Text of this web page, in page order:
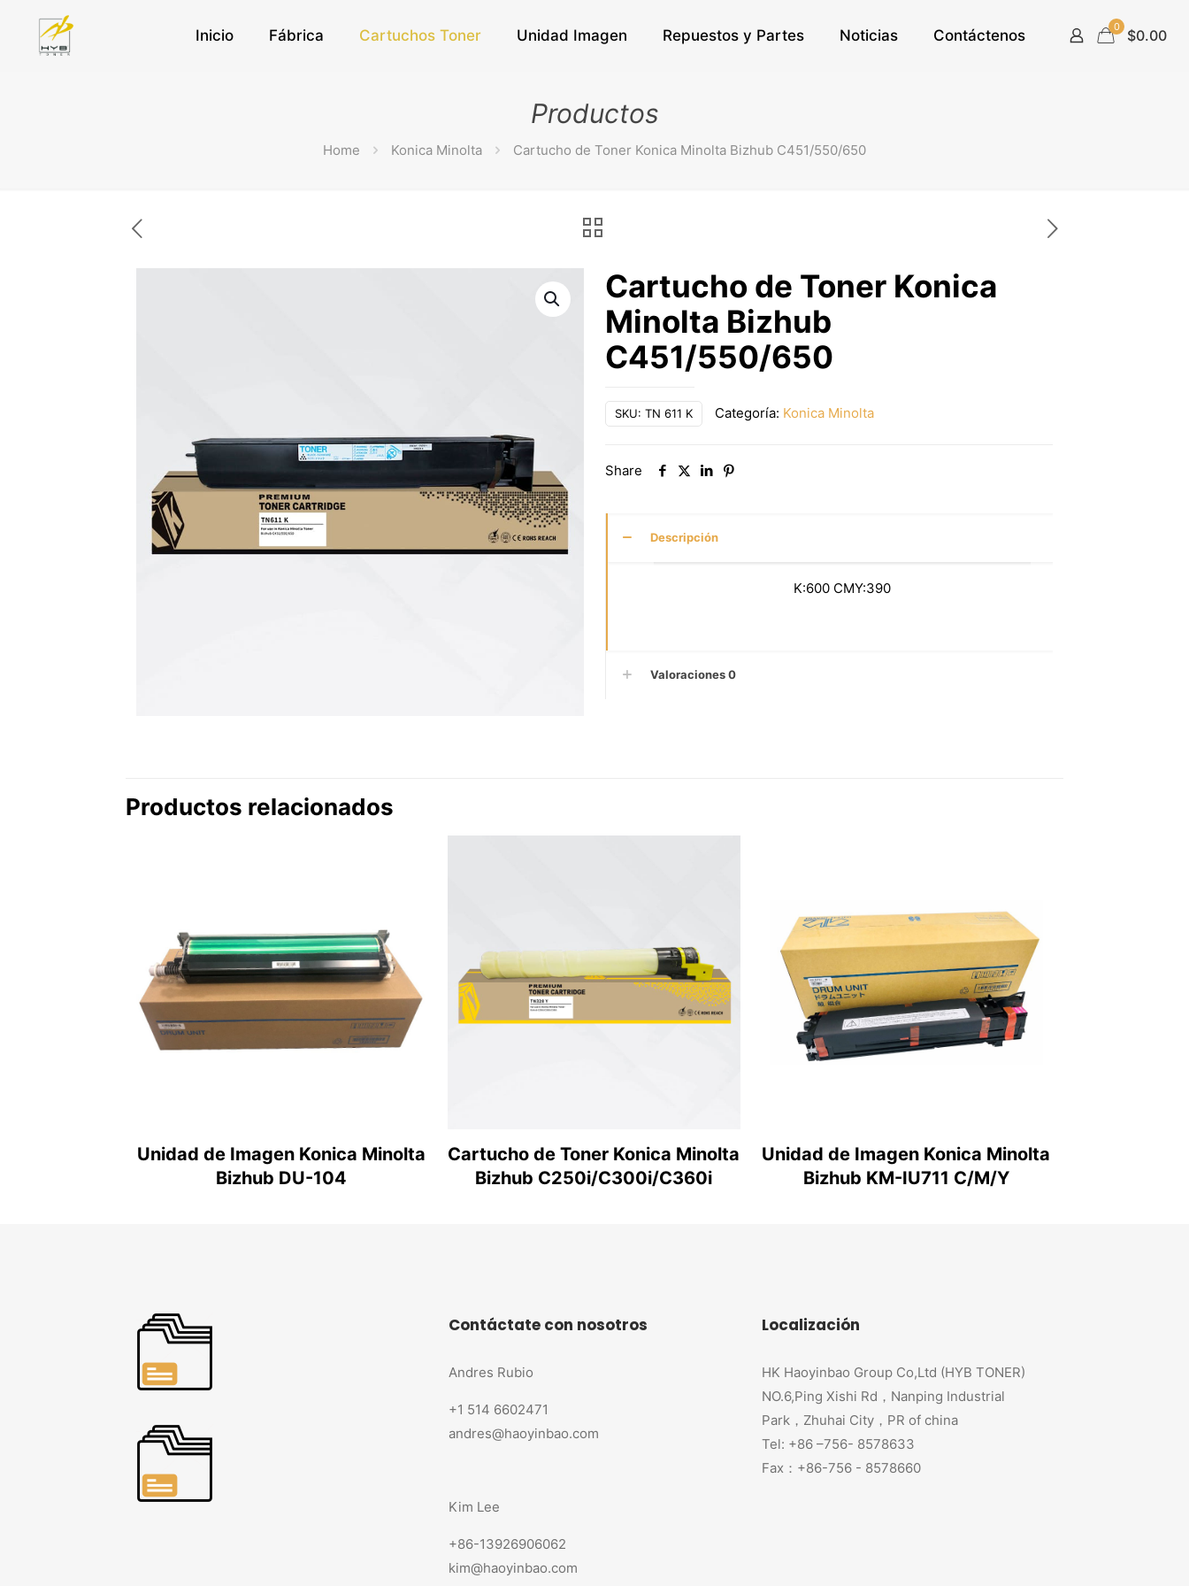
Inicio Fábrica Cartuchos Toner Unidad Imagen Repuestos y Partes Noticias Contáctenos 0 $0.00
Productos
Home Konica Minolta Cartucho de Toner Konica Minolta Bizhub C451/550/650
Cartucho de Toner Konica
Minolta Bizhub
C451/550/650
SKU: TN 611 K Categoría: Konica Minolta
Share
Descripción
K:600 CMY:390
Valoraciones0
Productos relacionados
Unidad de Imagen Konica Minolta
Bizhub DU-104
Cartucho de Toner Konica Minolta
Bizhub C250i/C300i/C360i
Unidad de Imagen Konica Minolta
Bizhub KM-IU711 C/M/Y
Contáctate con nosotros
Andres Rubio
+1 514 6602471
andres@haoyinbao.com
Kim Lee
+86-13926906062
kim@haoyinbao.com
Localización
HK Haoyinbao Group Co,Ltd (HYB TONER)
NO.6,Ping Xishi Rd，Nanping Industrial
Park，Zhuhai City，PR of china
Tel: +86 –756- 8578633
Fax：+86-756 - 8578660